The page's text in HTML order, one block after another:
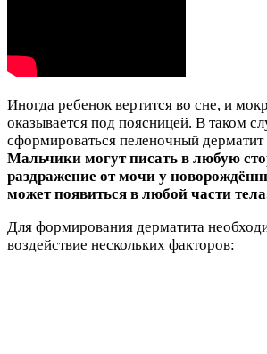
Иногда ребенок вертится во сне, и
оказывается под поясницей. В таком
сформироваться пеленочный дерматит
Мальчики могут писать в любую
раздражение от мочи у
может появиться в любой части
Для формирования дерматита
воздействие нескольких факторов: